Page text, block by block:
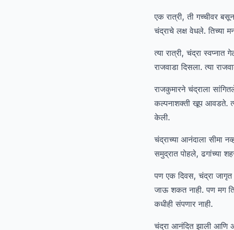
एक रात्री, ती गच्चीवर
चंद्राचे लक्ष वेधले. तिच्या
त्या रात्री, चंद्रा
राजवाडा दिसला. त्या
राजकुमारने चंद्राला
कल्पनाशक्ती खूप आवडते.
केली.
चंद्राच्या आनंदाला सीमा
समुद्रात पोहले, ढगांच्या
पण एक दिवस, चंद्रा जागृत
जाऊ शकत नाही. पण मग
कधीही संपणार नाही.
चंद्रा आनंदित झाली आणि